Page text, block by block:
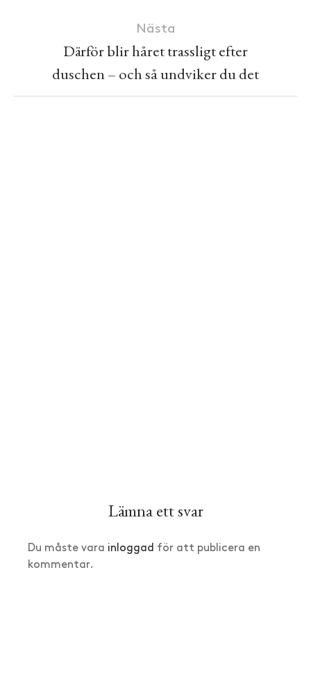
Nästa
Därför blir håret trassligt efter
duschen – och så undviker du det
Lämna ett svar
Du måste vara inloggad för att publicera en
kommentar.